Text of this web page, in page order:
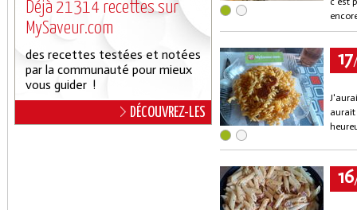
Déjà 21314 recettes sur
MySaveur.com
des recettes testées et notées
par la communauté pour mieux
vous guider !
DÉCOUVREZ-LES
17
aurait
16